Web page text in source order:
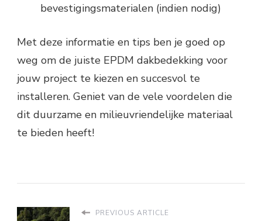
bevestigingsmaterialen (indien nodig)
Met deze informatie en tips ben je goed op
weg om de juiste EPDM dakbedekking voor
jouw project te kiezen en succesvol te
installeren. Geniet van de vele voordelen die
dit duurzame en milieuvriendelijke materiaal
te bieden heeft!
PREVIOUS ARTICLE